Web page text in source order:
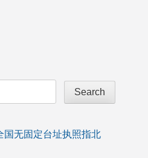
Search
国无固定台址执照指北